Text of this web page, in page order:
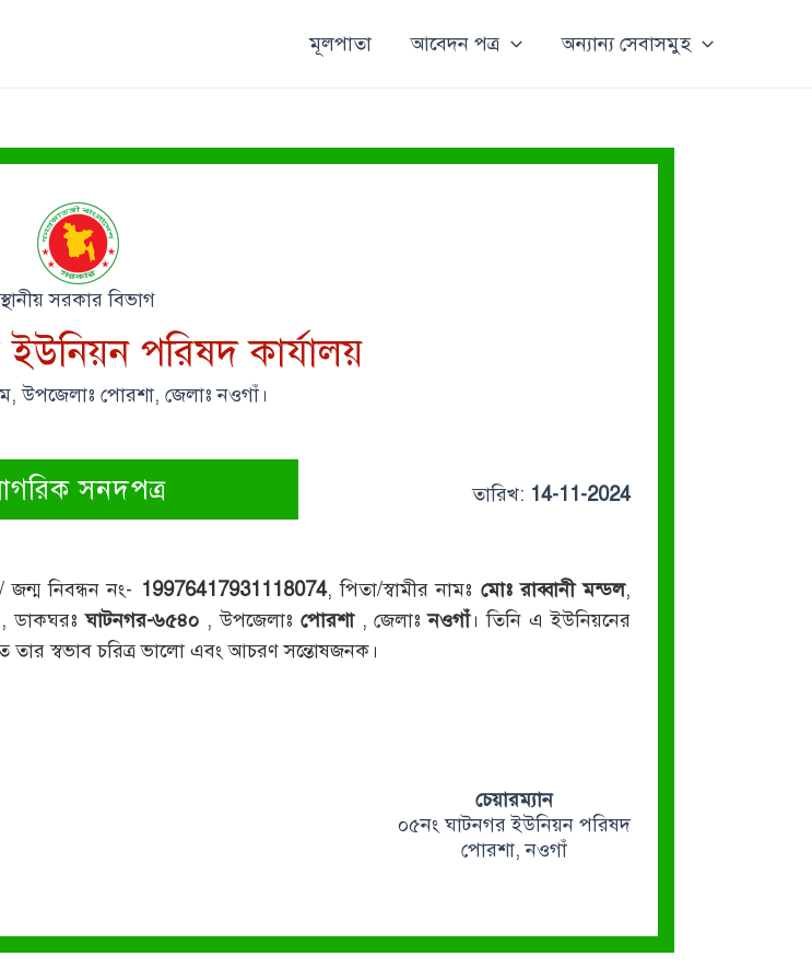
মূলপাতা আবেদন পত্র অন্যান্য সেবাসমুহ
স্থানীয় সরকার বিভাগ
পরিষদ কার্যালয়
উপজেলাঃ পোরশা, জেলাঃ নওগাঁ।
সনদপত্র তারিখ: 14-11-2024
নিবন্ধন নং- 19976417931118074, পিতা/স্বামীর নামঃ মোঃ রাব্বানী মন্ডল,
, ডাকঘরঃঘাটনগর-৬৫৪০ , উপজেলাঃ পোরশা , জেলাঃনওগাঁ। তিনি এ ইউনিয়নের
তার স্বভাব চরিত্র ভালো এবং আচরণ সন্তোষজনক।
চেয়ারম্যান
০৫নং ঘাটনগর ইউনিয়ন পরিষদ
পোরশা, নওগাঁ